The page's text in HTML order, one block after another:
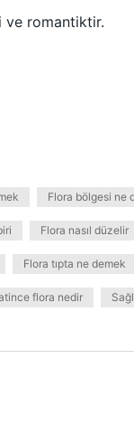
ve romantiktir.
Flora bölgesi ne
Flora nasıl düzelir
Flora tıpta ne demek
flora nedir